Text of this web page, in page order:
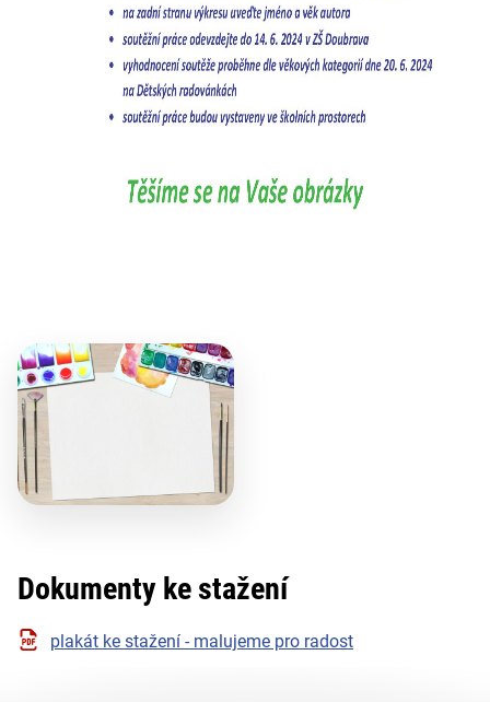
Dokumenty ke stažení
plakát ke stažení - malujeme pro radost